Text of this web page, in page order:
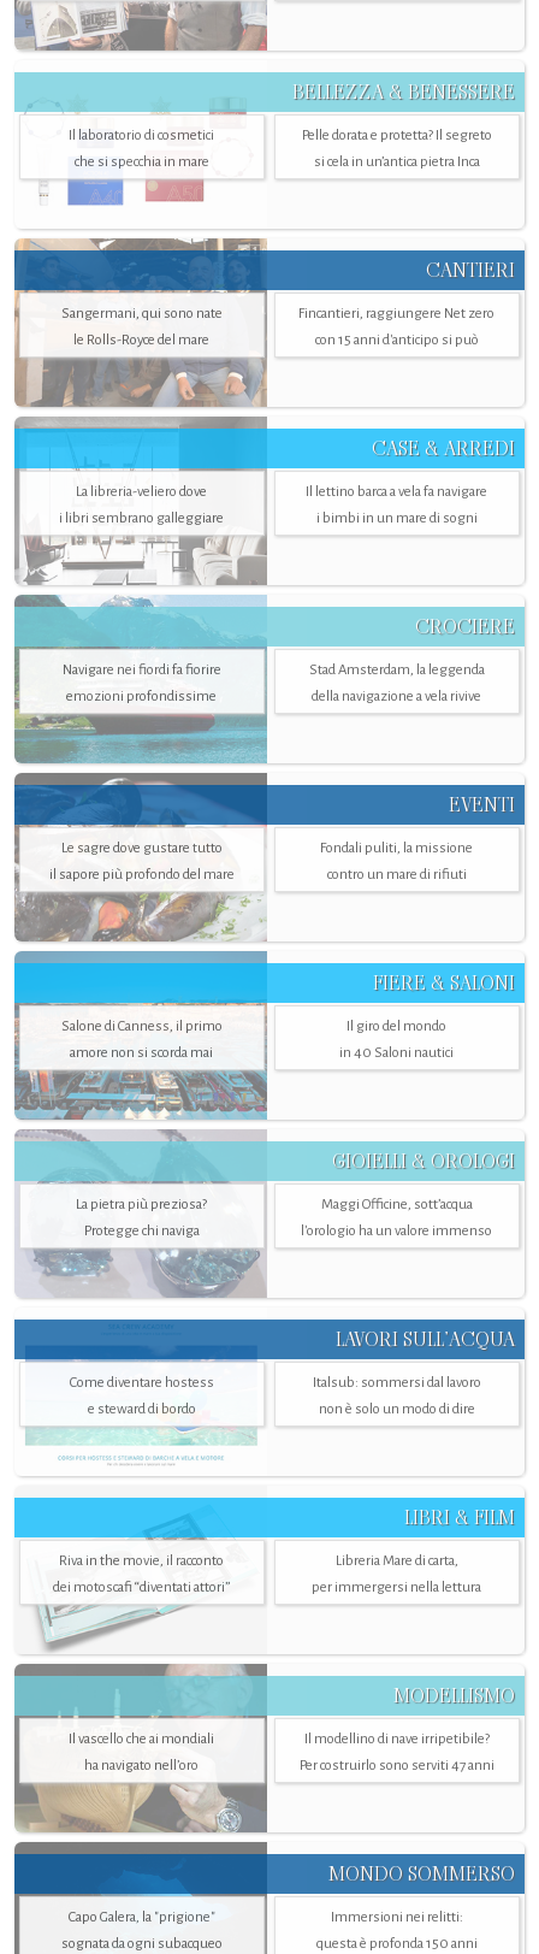
BELLEZZA & BENESSERE
Il laboratorio di cosmetici
che si specchia in mare
Pelle dorata e protetta? Il segreto
si cela in un’antica pietra Inca
CANTIERI
Sangermani, qui sono nate
le Rolls-Royce del mare
Fincantieri, raggiungere Net zero
con 15 anni d'anticipo si può
CASE & ARREDI
La libreria-veliero dove
i libri sembrano galleggiare
Il lettino barca a vela fa navigare
i bimbi in un mare di sogni
CROCIERE
Navigare nei fiordi fa fiorire
emozioni profondissime
Stad Amsterdam, la leggenda
della navigazione a vela rivive
EVENTI
Le sagre dove gustare tutto
il sapore più profondo del mare
Fondali puliti, la missione
contro un mare di rifiuti
FIERE & SALONI
Salone di Canness, il primo
amore non si scorda mai
Il giro del mondo
in 40 Saloni nautici
GIOIELLI & OROLOGI
La pietra più preziosa?
Protegge chi naviga
Maggi Officine, sott’acqua
l'orologio ha un valore immenso
LAVORI SULL’ACQUA
Come diventare hostess
e steward di bordo
Italsub: sommersi dal lavoro
non è solo un modo di dire
LIBRI & FILM
Riva in the movie, il racconto
dei motoscafi “diventati attori”
Libreria Mare di carta,
per immergersi nella lettura
MODELLISMO
Il vascello che ai mondiali
ha navigato nell’oro
Il modellino di nave irripetibile?
Per costruirlo sono serviti 47 anni
MONDO SOMMERSO
Capo Galera, la "prigione"
sognata da ogni subacqueo
Immersioni nei relitti:
questa è profonda 150 anni